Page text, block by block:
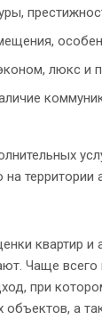
люкс и
территории
квартир и
Чаще всего
при
объектов, а